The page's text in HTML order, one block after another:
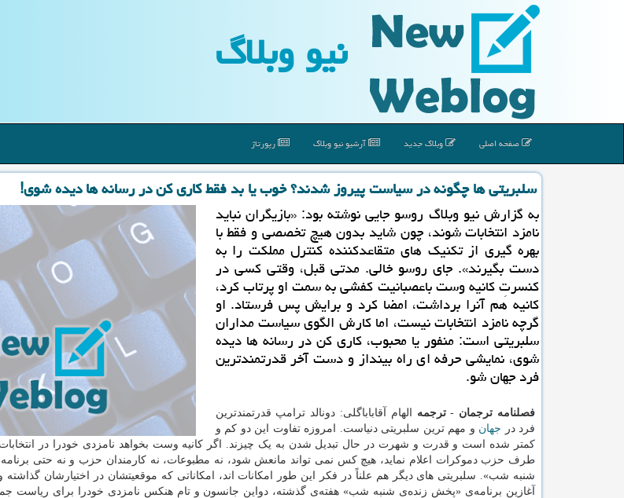
نیو وبلاگ
صفحه اصلی وبلاگ جدید آرشیو نیو وبلاگ رپورتاژ
سلبریتی ها چگونه در سیاست پیروز شدند؟ خوب یا بد فقط كاری كن در رسانه ها دیده شوی!
به گزارش نیو وبلاگ روسو جایی نوشته بود: «بازیگران نباید
نامزد انتخابات شوند، چون شاید بدون هیچ تخصصی و فقط با
بهره گیری از تکنیک های متقاعدکننده کنترل مملکت را به
دست بگیرند». جای روسو خالی. مدتی قبل، وقتی کسی در
کنسرتِ کانیه وست باعصبانیت کفشی به سمت او پرتاب کرد،
کانیه هم آنرا برداشت، امضا کرد و برایش پس فرستاد. او
گرچه نامزد انتخابات نیست، اما کارش الگوی سیاست مداران
سلبریتی است: منفور یا محبوب، کاری کن در رسانه ها دیده
شوی، نمایشی حرفه ای راه بینداز و دست آخر قدرتمندترین
فرد جهان شو.
فصلنامه ترجمان -ترجمه الهام آقاباباگلی: دونالد ترامپ قدرتمندترین
فرد در جهان و مهم ترین سلبریتی دنیاست. امروزه تفاوت این دو کم و
طرف حزب دموکرات اعلام نماید، هیچ کس نمی تواند مانعش شود، نه مطبوعات، نه کارمندان حزب و نه حتی
شنبه شب». سلبریتی های دیگر هم علناً در فکر این طور امکانات اند، امکاناتی که موقعیتشان در اختیارشان گذاشته
آغازین برنامه‌ی «پخش زنده‌ی شنبه شب» هفته‌ی گذشته، دواین جانسون و تام هنکس نامزدی خودرا برای ریاست